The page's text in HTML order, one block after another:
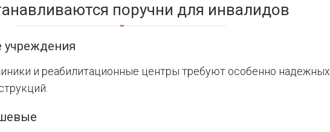
поручни для инвалидов
и реабилитационные центры требуют особенно надежных